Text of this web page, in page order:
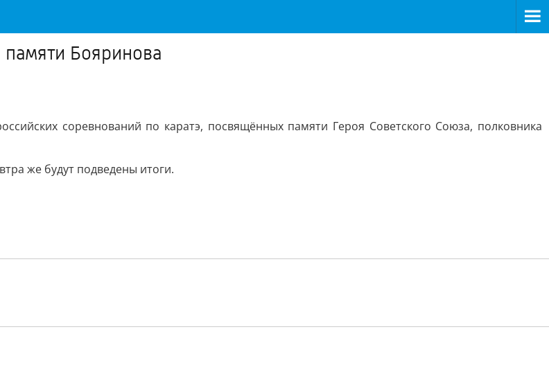
памяти Бояринова
соревнований по каратэ, посвящённых памяти Героя Советского Союза, полковника
же будут подведены итоги.